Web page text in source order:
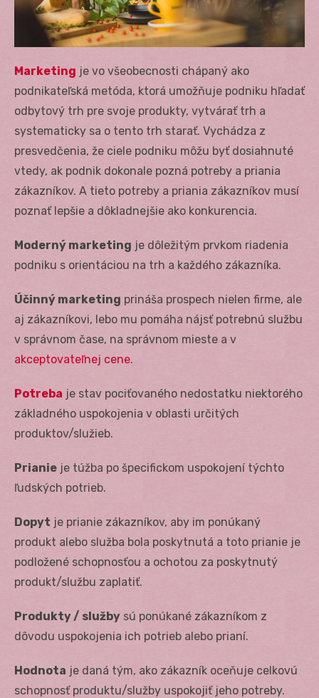
Marketing je vo všeobecnosti chápaný ako
podnikateľská metóda, ktorá umožňuje podniku hľadať
odbytový trh pre svoje produkty, vytvárať trh a
systematicky sa o tento trh starať. Vychádza z
presvedčenia, že ciele podniku môžu byť dosiahnuté
vtedy, ak podnik dokonale pozná potreby a priania
zákazníkov. A tieto potreby a priania zákazníkov musí
poznať lepšie a dôkladnejšie ako konkurencia.
Moderný marketing je dôležitým prvkom riadenia
podniku s orientáciou na trh a každého zákazníka.
Účinný marketing prináša prospech nielen firme, ale
aj zákazníkovi, lebo mu pomáha nájsť potrebnú službu
v správnom čase, na správnom mieste a v
akceptovateľnej cene.
Potreba je stav pociťovaného nedostatku niektorého
základného uspokojenia v oblasti určitých
produktov/služieb.
Prianie je túžba po špecifickom uspokojení týchto
ľudských potrieb.
Dopyt je prianie zákazníkov, aby im ponúkaný
produkt alebo služba bola poskytnutá a toto prianie je
podložené schopnosťou a ochotou za poskytnutý
produkt/službu zaplatiť.
Produkty / služby sú ponúkané zákazníkom z
dôvodu uspokojenia ich potrieb alebo prianí.
Hodnota je daná tým, ako zákazník oceňuje celkovú
schopnosť produktu/služby uspokojiť jeho potreby.